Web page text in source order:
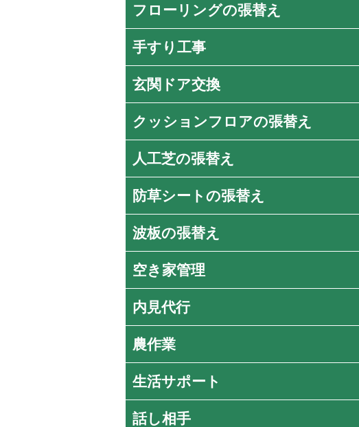
フローリングの張替え
手すり工事
玄関ドア交換
クッションフロアの張替え
人工芝の張替え
防草シートの張替え
波板の張替え
空き家管理
内見代行
農作業
生活サポート
話し相手